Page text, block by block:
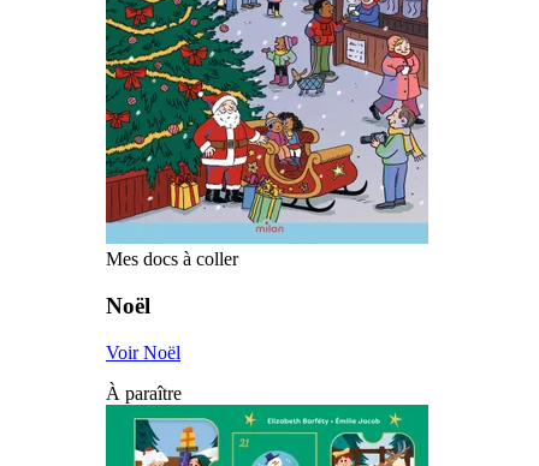
Mes docs à coller
Noël
Voir Noël
À paraître